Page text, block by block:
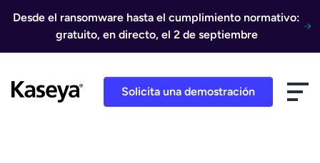
Desde el ransomware hasta el cumplimiento normativo:
gratuito, en directo, el 2 de septiembre
Solicita una demostración